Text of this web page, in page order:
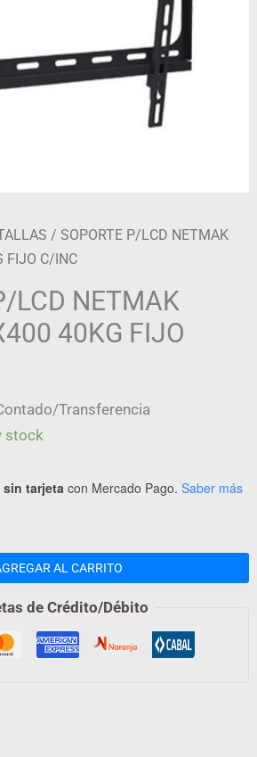
/ SOPORTE P/LCD NETMAK
FIJO C/INC
LCD NETMAK
40KG FIJO
Transferencia
stock
sin tarjetacon Mercado Pago. Saber más
AL CARRITO
de Crédito/Débito